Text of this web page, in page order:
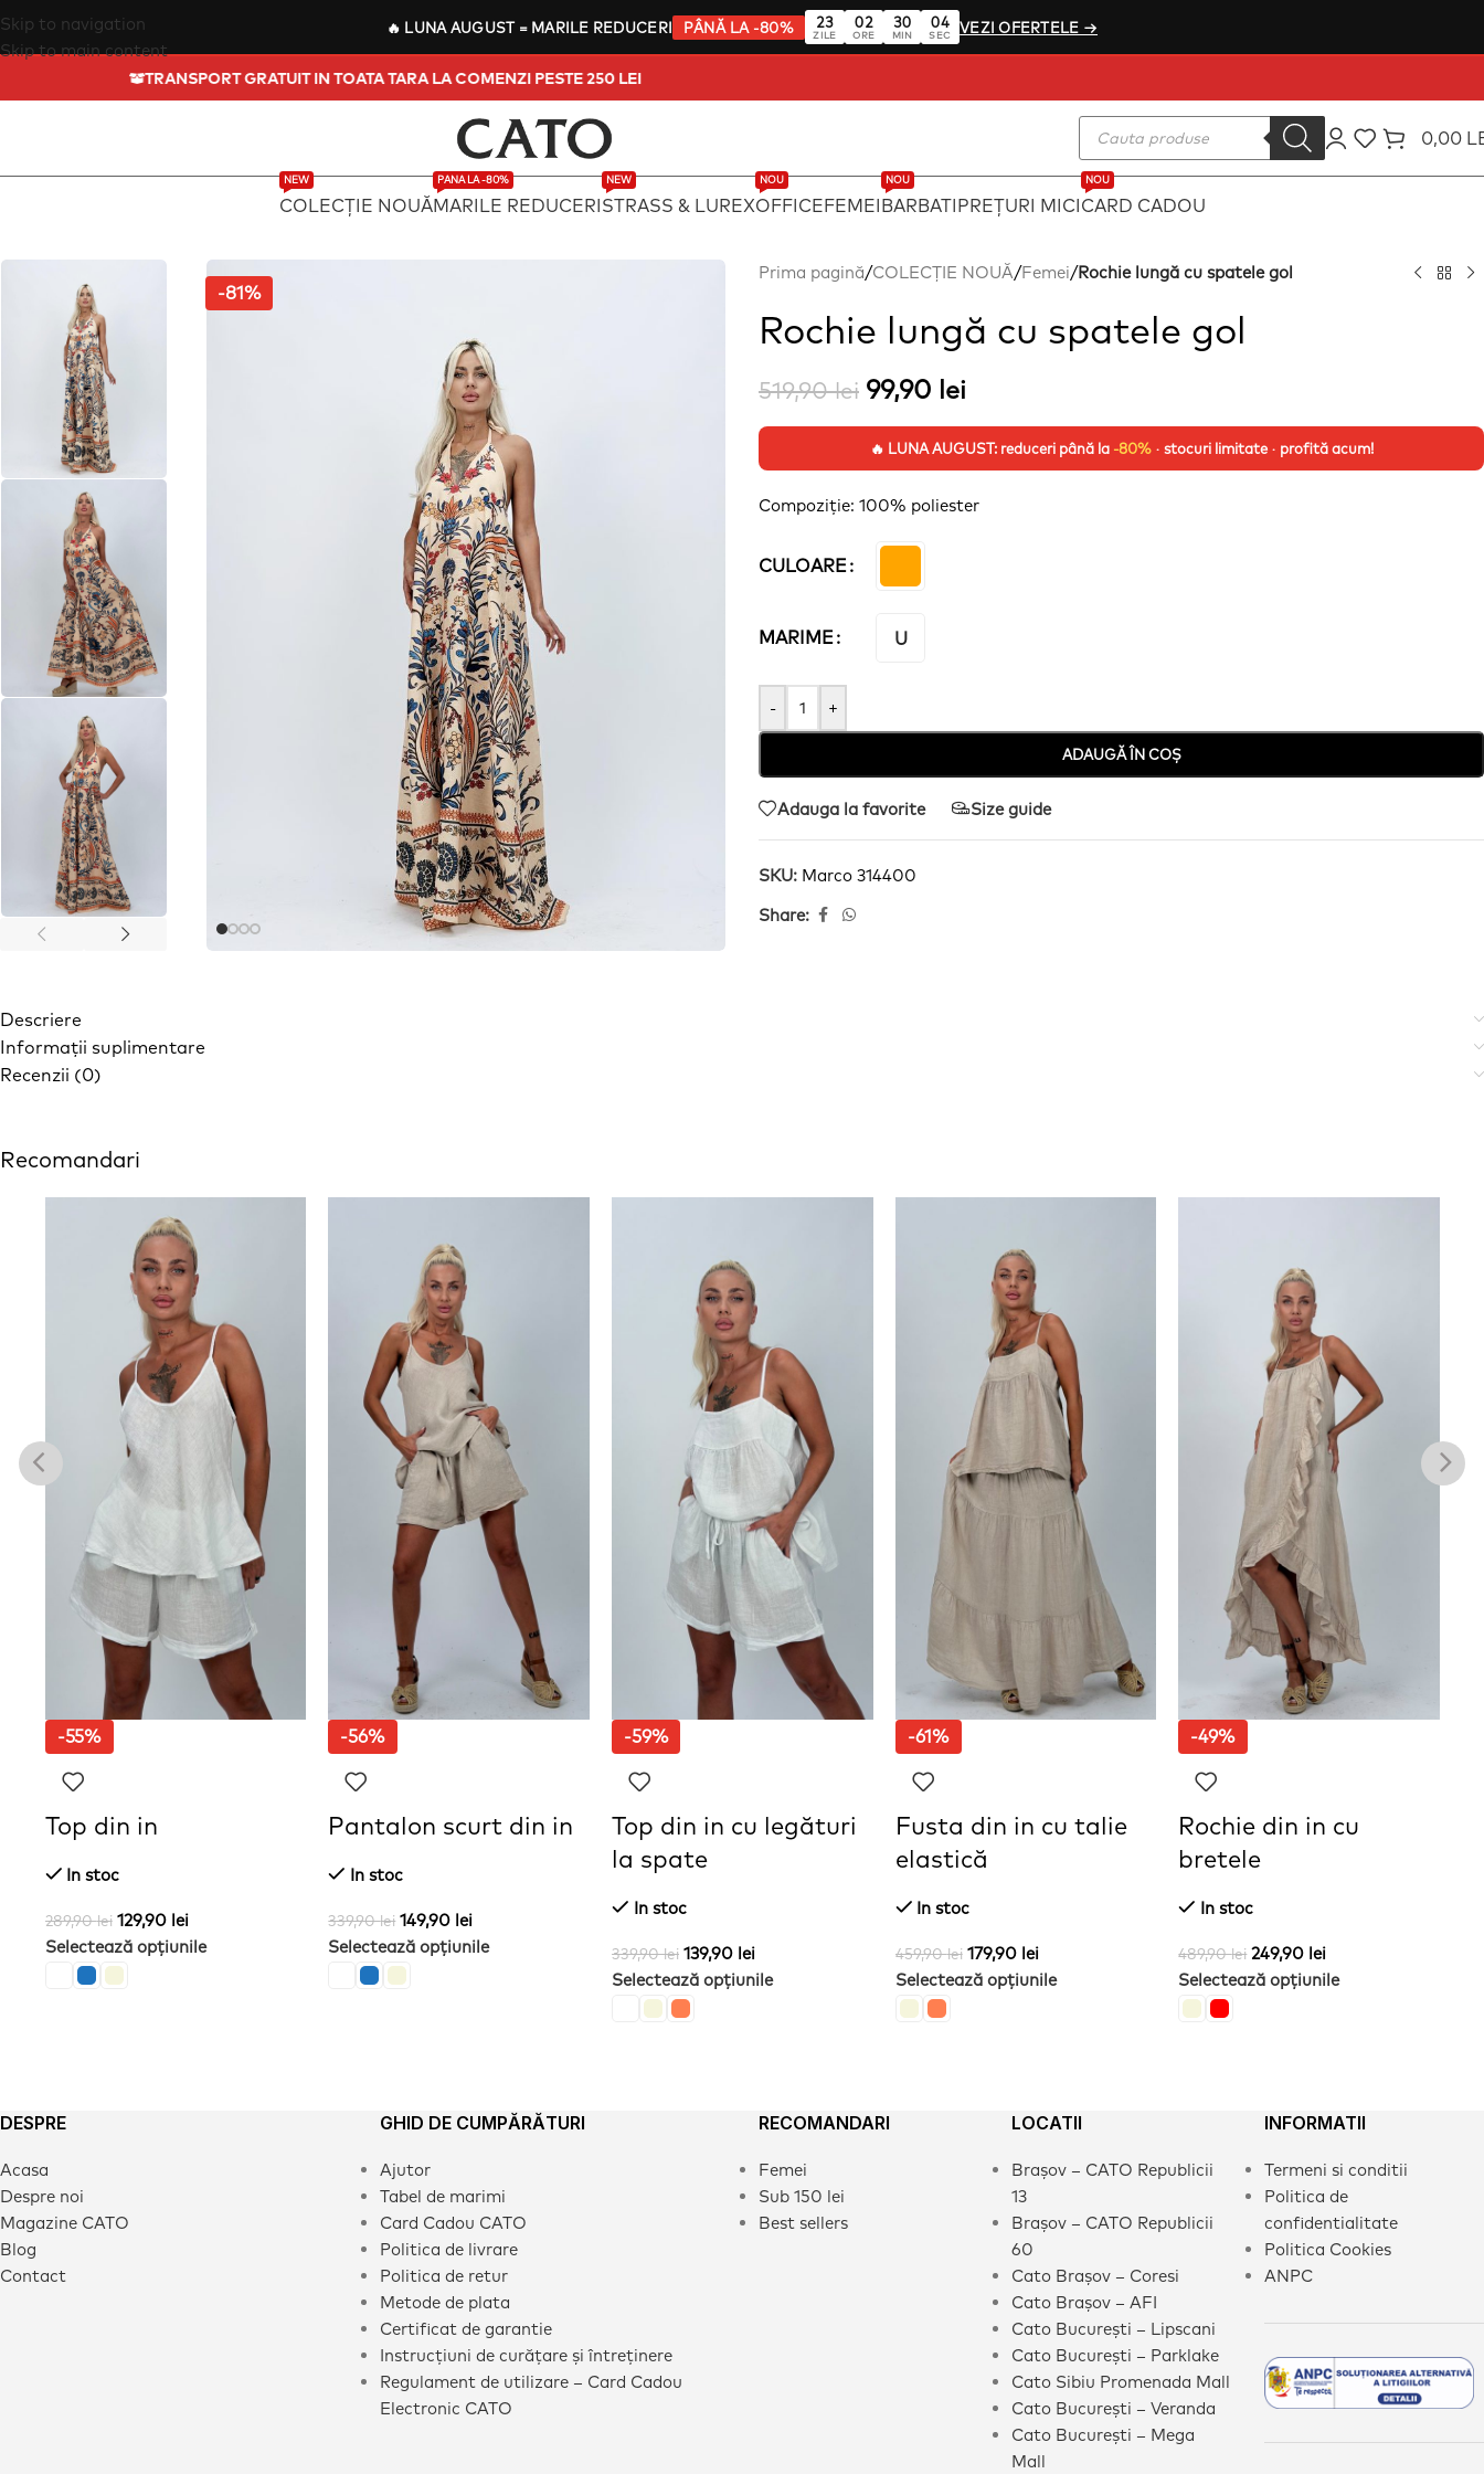
🔥 LUNA AUGUST= MARILE REDUCERI PÂNĂ LA -80% 23
ZILE
02
ORE
30
MIN
03
SEC VEZI OFERTELE →
Skip to navigation
Skip to main content
TRANSPORT GRATUIT IN TOATA TARA LA COMENZI PESTE 250 LEI
0,00
COLECȚIE NOUĂ
NEW
MARILE REDUCERI
PANA LA -80%
STRASS & LUREX
NEW
OFFICE
NOU
FEMEIBARBATI
NOU
PREȚURI MICICARD CADOU
NOU
-81%
Prima pagină/COLECȚIE NOUĂ/Femei/Rochie lungă cu spatele gol
Rochie lungă cu spatele gol
519,90lei 99,90 lei
🔥 LUNA AUGUST: reduceri până la -80%· stocuri limitate · profită acum!
Compoziție: 100% poliester
CULOARE
MARIME U
- +
ADAUGĂ ÎN COȘ
Adauga la favorite Size guide
SKU: Marco 314400
Share:
Descriere
Informații suplimentare
Recenzii (0)
Recomandari
-55%
Top din in
In stoc
289,90lei 129,90 lei
Selectează opțiunile
-56%
Pantalon scurt din in
In stoc
339,90lei 149,90 lei
Selectează opțiunile
-59%
Top din in cu legături
la spate
In stoc
339,90lei 139,90 lei
Selectează opțiunile
-61%
Fusta din in cu talie
elastică
In stoc
459,90lei 179,90 lei
Selectează opțiunile
-49%
Rochie din in cu
bretele
In stoc
489,90lei 249,90 lei
Selectează opțiunile
DESPRE
Acasa
Despre noi
Magazine CATO
Blog
Contact
GHID DE CUMPĂRĂTURI
Ajutor
Tabel de marimi
Card Cadou CATO
Politica de livrare
Politica de retur
Metode de plata
Certificat de garantie
Instrucțiuni de curățare și întreținere
Regulament de utilizare – Card Cadou
Electronic CATO
RECOMANDARI
Femei
Sub 150 lei
Best sellers
LOCATII
Brașov – CATO Republicii
13
Brașov – CATO Republicii
60
Cato Brașov – Coresi
Cato Brașov – AFI
Cato București – Lipscani
Cato București – Parklake
Cato Sibiu Promenada Mall
Cato București – Veranda
Cato București – Mega
Mall
INFORMATII
Termeni si conditii
Politica de
confidentialitate
Politica Cookies
ANPC